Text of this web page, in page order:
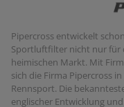
Pipercross entwickelt
Sportluftfilter nicht nur für
heimischen Markt. Mit
sich die Firma Pipercross
Rennsport. Die
englischer Entwicklung